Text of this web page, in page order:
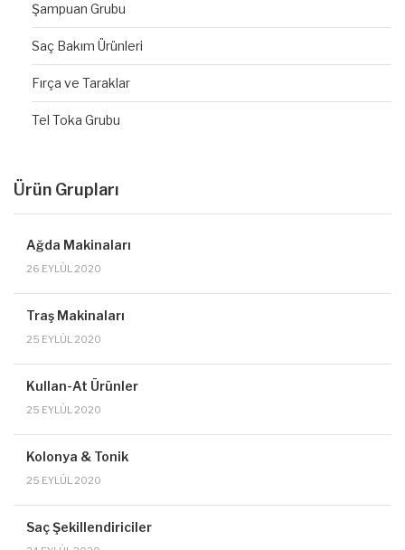
Şampuan Grubu
Saç Bakım Ürünleri
Fırça ve Taraklar
Tel Toka Grubu
Ürün Grupları
Ağda Makinaları
26 EYLÜL 2020
Traş Makinaları
25 EYLÜL 2020
Kullan-At Ürünler
25 EYLÜL 2020
Kolonya & Tonik
25 EYLÜL 2020
Saç Şekillendiriciler